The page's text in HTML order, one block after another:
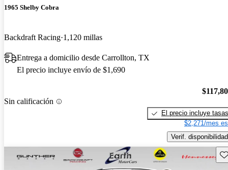
1965 Shelby Cobra
Backdraft Racing 1,120 millas
Entrega a domicilio desde Carrollton, TX
El precio incluye envío de $1,690
Sin calificación
El precio incluye tasas
$2,271/mes
Verif. disponibilidad